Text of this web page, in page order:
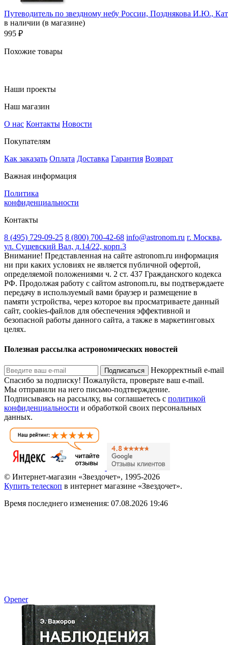
Путеводитель по звездному небу России, Позднякова И.Ю.,
в наличии (в магазине)
995 ₽
Похожие товары
Наши проекты
Наш магазин
О нас Контакты Новости
Покупателям
Как заказать Оплата Доставка Гарантия Возврат
Важная информация
Политика
конфиденциальности
Контакты
8 (495) 729-09-25 8 (800) 700-42-68 info@astronom.ru г. Москва,
ул. Сущевский Вал, д.14/22, корп.3
Внимание! Представленная на сайте astronom.ru информация
ни при каких условиях не является публичной офертой,
определяемой положениями ч. 2 ст. 437 Гражданского кодекса
РФ. Продолжая работу с сайтом astronom.ru, вы подтверждаете
передачу в используемый вами браузер и размещение в
памяти устройства, через которое вы просматриваете данный
сайт, cookies-файлов для обеспечения эффективной и
безопасной работы данного сайта, а также в маркетинговых
целях.
Полезная рассылка астрономических новостей
Подписаться
Некорректный e-mail
Спасибо за подписку! Пожалуйста, проверьте ваш e-mail.
Мы отправили на него письмо-подтверждение.
Подписываясь на рассылку, вы соглашаетесь с политикой
конфиденциальности и обработкой своих персональных
данных.
© Интернет-магазин «Звездочет», 1995-2026
Купить телескоп в интернет магазине «Звездочет».
Время последнего изменения: 07.08.2026 19:46
Opener